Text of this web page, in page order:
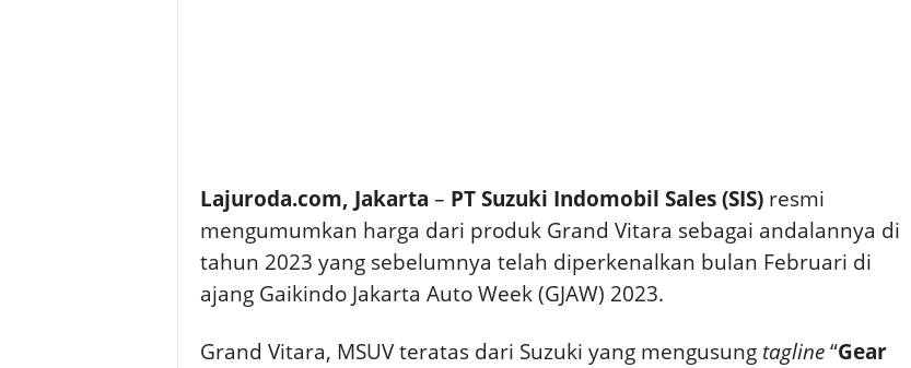
Lajuroda.com, Jakarta – PT Suzuki Indomobil Sales (SIS)resmi
mengumumkan harga dari produk Grand Vitara sebagai andalannya di
tahun 2023 yang sebelumnya telah diperkenalkan bulan Februari di
ajang Gaikindo Jakarta Auto Week (GJAW) 2023.
Grand Vitara, MSUV teratas dari Suzuki yang mengusung tagline“Gear